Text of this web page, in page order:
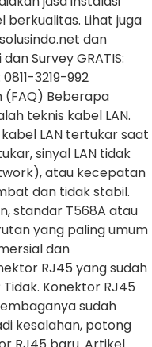
berkualitas. Lihat juga
dan
Survey GRATIS:
3219-992
(FAQ) Beberapa
teknis kabel LAN.
LAN tertukar saat
sinyal LAN tidak
atau kecepatan
dan tidak stabil.
standar T568A atau
yang paling umum
dan
RJ45 yang sudah
Konektor RJ45
sudah
kesalahan, potong